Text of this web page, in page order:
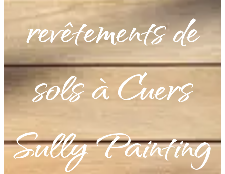
revêtements de
sols à Cuers
Sully Painting